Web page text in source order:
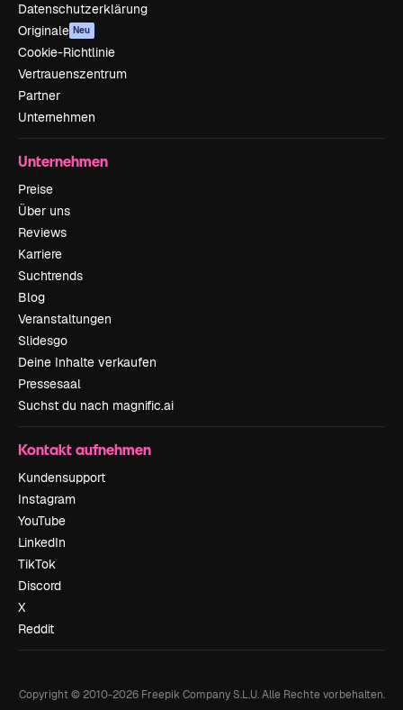
Datenschutzerklärung
Originale Neu
Cookie-Richtlinie
Vertrauenszentrum
Partner
Unternehmen
Unternehmen
Preise
Über uns
Reviews
Karriere
Suchtrends
Blog
Veranstaltungen
Slidesgo
Deine Inhalte verkaufen
Pressesaal
Suchst du nach magnific.ai
Kontakt aufnehmen
Kundensupport
Instagram
YouTube
LinkedIn
TikTok
Discord
X
Reddit
Copyright © 2010-2026Freepik Company S.L.U. Alle Rechte vorbehalten.